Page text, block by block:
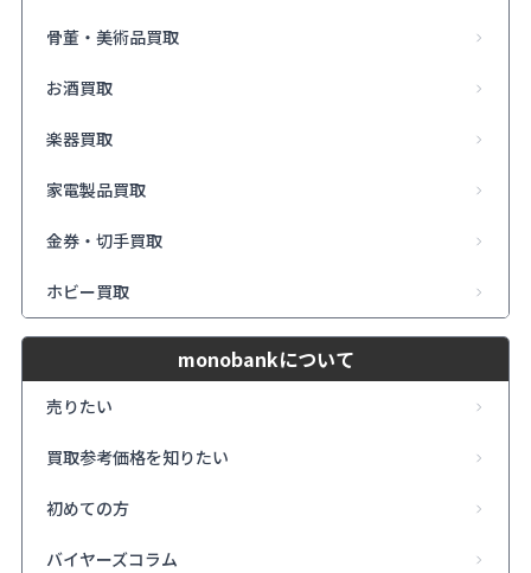
骨董・美術品買取
お酒買取
楽器買取
家電製品買取
金券・切手買取
ホビー買取
monobankについて
売りたい
買取参考価格を知りたい
初めての方
バイヤーズコラム